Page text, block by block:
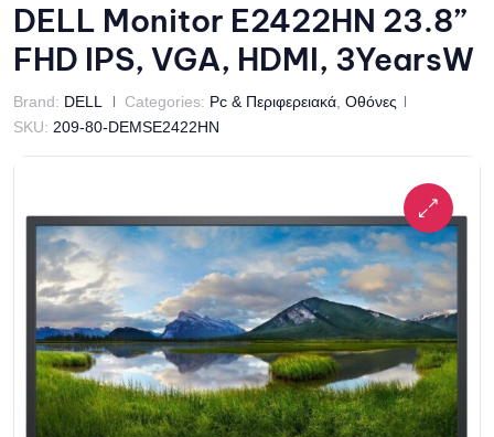
DELL Monitor E2422HN 23.8”
FHD IPS, VGA, HDMI, 3YearsW
Brand: DELL Categories: Pc & Περιφερειακά Οθόνες
SKU: 209-80-DEMSE2422HN